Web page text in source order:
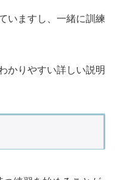
いますし、一緒に訓練
かりやすい詳しい説明